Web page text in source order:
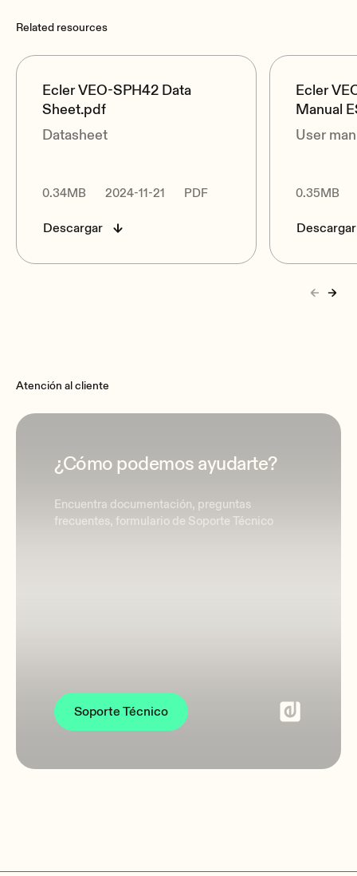
Related resources
Ecler VEO-SPH42 Data
Sheet.pdf
Datasheet
0.34MB 2024-11-21 PDF
Descargar
Ecler
Manual
User
0.35MB
Descargar
Atención al cliente
¿Cómo podemos ayudarte?
Encuentra documentación, preguntas
frecuentes, formulario de Soporte Técnico
Soporte Técnico